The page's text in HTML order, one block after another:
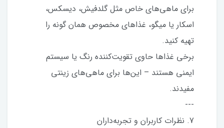
برای ماهی‌های خاص مثل گلدفیش، دیسکس،
اسکار یا میگو، غذاهای مخصوص همان گونه را
تهیه کنید.
برخی غذاها حاوی تقویت‌کننده رنگ یا سیستم
ایمنی هستند – این‌ها برای ماهی‌های زینتی
مفیدند.
---
7. نظرات کاربران و تجربه‌داران